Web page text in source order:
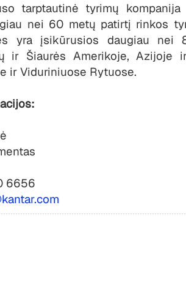
tarptautinė tyrimų
nei 60 metų patirtį rinkos
yra įsikūrusios daugiau nei
ir Šiaurės Amerikoje, Azijoje
ir Viduriniuose Rytuose.
6656